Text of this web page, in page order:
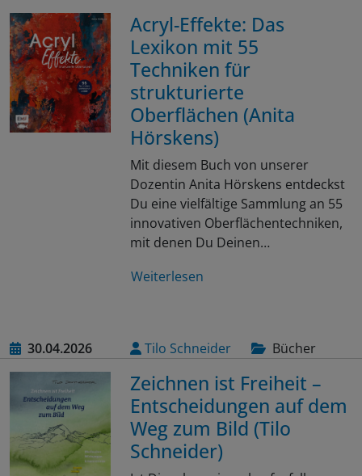
Acryl-Effekte: Das
Lexikon mit 55
Techniken für
strukturierte
Oberflächen (Anita
Hörskens)
Mit diesem Buch von unserer
Dozentin Anita Hörskens entdeckst
Du eine vielfältige Sammlung an 55
innovativen Oberflächentechniken,
mit denen Du Deinen…
Weiterlesen
30.04.2026 Tilo Schneider Bücher
Zeichnen ist Freiheit –
Entscheidungen auf dem
Weg zum Bild (Tilo
Schneider)